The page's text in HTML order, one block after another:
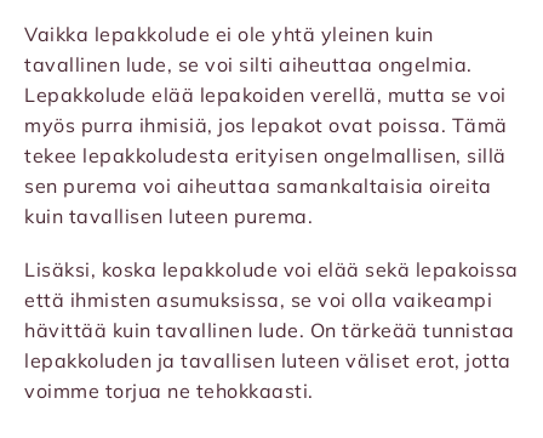
Vaikka lepakkolude ei ole yhtä yleinen kuin
tavallinen lude, se voi silti aiheuttaa ongelmia.
Lepakkolude elää lepakoiden verellä, mutta se voi
myös purra ihmisiä, jos lepakot ovat poissa. Tämä
tekee lepakkoludesta erityisen ongelmallisen, sillä
sen purema voi aiheuttaa samankaltaisia oireita
kuin tavallisen luteen purema.
Lisäksi, koska lepakkolude voi elää sekä lepakoissa
että ihmisten asumuksissa, se voi olla vaikeampi
hävittää kuin tavallinen lude. On tärkeää tunnistaa
lepakkoluden ja tavallisen luteen väliset erot, jotta
voimme torjua ne tehokkaasti.